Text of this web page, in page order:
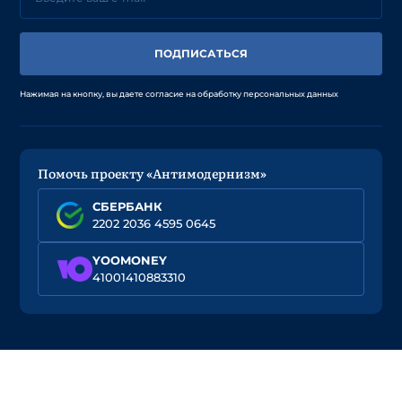
ПОДПИСАТЬСЯ
Нажимая на кнопку, вы даете согласие на обработку персональных данных
Помочь проекту «Антимодернизм»
СБЕРБАНК
2202 2036 4595 0645
YOOMONEY
41001410883310